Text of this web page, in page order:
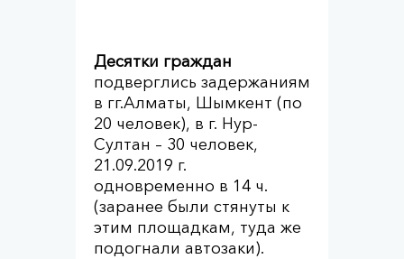
Десятки граждан
подверглись задержаниям
в гг.Алматы, Шымкент (по
20 человек), в г. Нур-
Султан – 30 человек,
21.09.2019 г.
одновременно в 14 ч.
(заранее были стянуты к
этим площадкам, туда же
подогнали автозаки).